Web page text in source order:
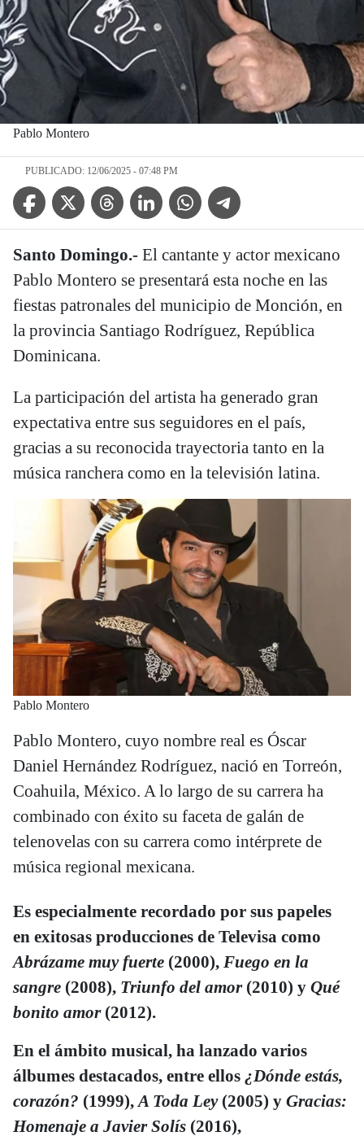
Pablo Montero
PUBLICADO: 12/06/2025 - 07:48 PM
Facebook IconTwitter IconThreads IconLinkedin IconWhatsApp IconTelegram Icon
Santo Domingo.- El cantante y actor mexicano
Pablo Montero se presentará esta noche en las
fiestas patronales del municipio de Monción, en
la provincia Santiago Rodríguez, República
Dominicana.
La participación del artista ha generado gran
expectativa entre sus seguidores en el país,
gracias a su reconocida trayectoria tanto en la
música ranchera como en la televisión latina.
Pablo Montero
Pablo Montero, cuyo nombre real es Óscar
Daniel Hernández Rodríguez, nació en Torreón,
Coahuila, México. A lo largo de su carrera ha
combinado con éxito su faceta de galán de
telenovelas con su carrera como intérprete de
música regional mexicana.
Es especialmente recordado por sus papeles
en exitosas producciones de Televisa como
Abrázame muy fuerte (2000), Fuego en la
sangre (2008), Triunfo del amor(2010) y Qué
bonito amor(2012).
En el ámbito musical, ha lanzado varios
álbumes destacados, entre ellos ¿Dónde estás,
corazón? (1999), A Toda Ley(2005) y Gracias:
Homenaje a Javier Solís (2016),